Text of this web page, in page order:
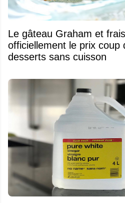
Le gâteau Graham et fraises se mérite
officiellement le prix coup
desserts sans cuisson